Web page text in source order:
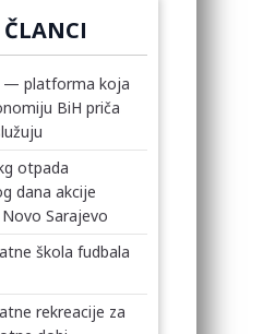
— platforma koja
BiH priča
otpada
dana akcije
Sarajevo
škola fudbala
rekreacije za